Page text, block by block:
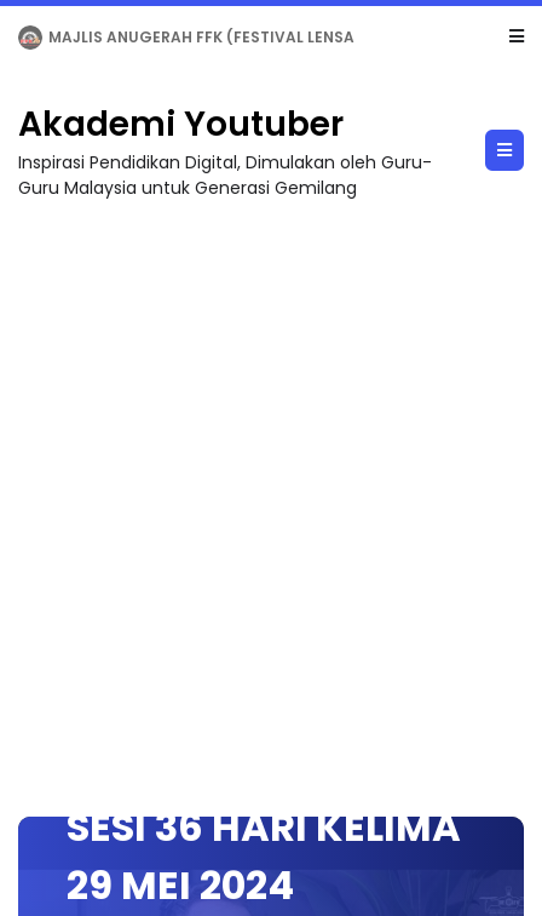
LIVE 🔴 [LIVE] MATEMATIK SR, WANG TAHUN 6 OLEH CIKGU ANITA #ALLINONE #141 #...
Akademi Youtuber
Inspirasi Pendidikan Digital, Dimulakan oleh Guru-
Guru Malaysia untuk Generasi Gemilang
SESI 36 HARI KELIMA
29 MEI 2024